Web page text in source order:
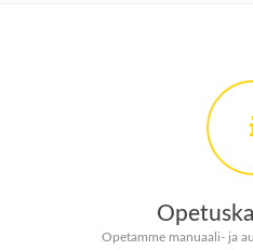
Opetamme manuaali- ja